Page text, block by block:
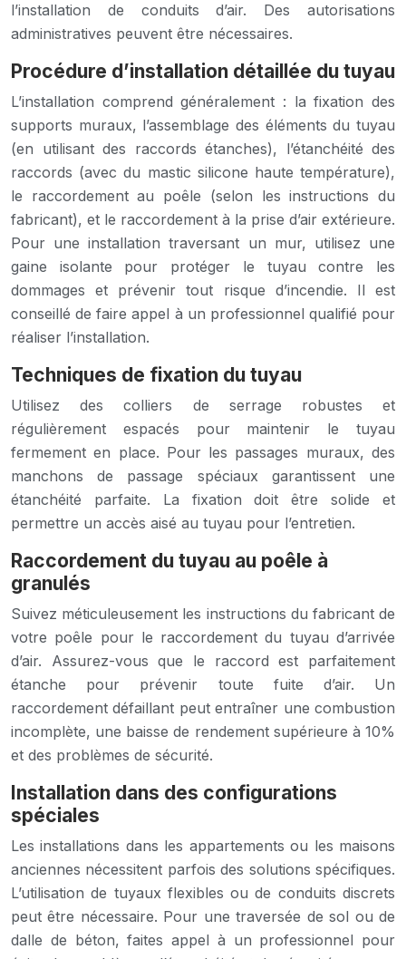
l’installation de conduits d’air. Des autorisations
administratives peuvent être nécessaires.
Procédure d’installation détaillée du tuyau
L’installation comprend généralement : la fixation des
supports muraux, l’assemblage des éléments du tuyau
(en utilisant des raccords étanches), l’étanchéité des
raccords (avec du mastic silicone haute température),
le raccordement au poêle (selon les instructions du
fabricant), et le raccordement à la prise d’air extérieure.
Pour une installation traversant un mur, utilisez une
gaine isolante pour protéger le tuyau contre les
dommages et prévenir tout risque d’incendie. Il est
conseillé de faire appel à un professionnel qualifié pour
réaliser l’installation.
Techniques de fixation du tuyau
Utilisez des colliers de serrage robustes et
régulièrement espacés pour maintenir le tuyau
fermement en place. Pour les passages muraux, des
manchons de passage spéciaux garantissent une
étanchéité parfaite. La fixation doit être solide et
permettre un accès aisé au tuyau pour l’entretien.
Raccordement du tuyau au poêle à
granulés
Suivez méticuleusement les instructions du fabricant de
votre poêle pour le raccordement du tuyau d’arrivée
d’air. Assurez-vous que le raccord est parfaitement
étanche pour prévenir toute fuite d’air. Un
raccordement défaillant peut entraîner une combustion
incomplète, une baisse de rendement supérieure à 10%
et des problèmes de sécurité.
Installation dans des configurations
spéciales
Les installations dans les appartements ou les maisons
anciennes nécessitent parfois des solutions spécifiques.
L’utilisation de tuyaux flexibles ou de conduits discrets
peut être nécessaire. Pour une traversée de sol ou de
dalle de béton, faites appel à un professionnel pour